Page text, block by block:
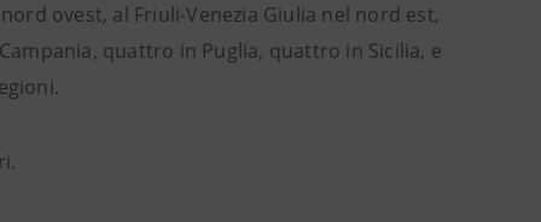
ovest, al Friuli-Venezia Giulia nel nord est,
quattro in Puglia, quattro in Sicilia, e